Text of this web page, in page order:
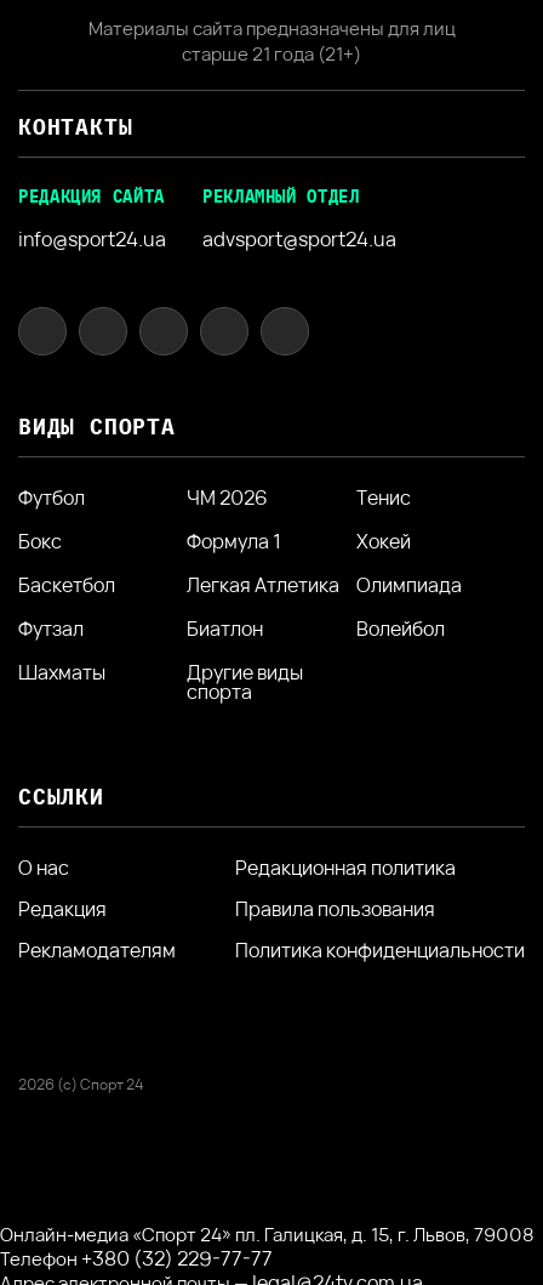
Материалы сайта предназначены для лиц
старше 21 года (21+)
КОНТАКТЫ
РЕДАКЦИЯ САЙТА
info@sport24.ua
РЕКЛАМНЫЙ ОТДЕЛ
advsport@sport24.ua
ВИДЫ СПОРТА
Футбол ЧМ 2026
Тенис
Бокс
Формула 1
Хокей
Баскетбол
Легкая Атлетика
Олимпиада
Футзал
Биатлон
Волейбол
Шахматы
Другие виды
спорта
ССЫЛКИ
О нас
Редакция
Рекламодателям
Редакционная политика
Правила пользования
Политика конфиденциальности
2026 (с) Спорт 24
Онлайн-медиа «Спорт 24» пл. Галицкая, д. 15, г. Львов, 79008
Телефон +380 (32) 229-77-77